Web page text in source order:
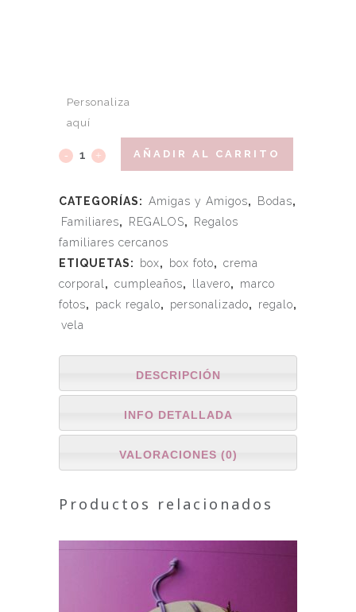
Personaliza
aquí
AÑADIR AL CARRITO
CATEGORÍAS: Amigas y Amigos, Bodas,
Familiares, REGALOS,
Regalos
familiares cercanos
ETIQUETAS:
box, box foto, crema
corporal , cumpleaños, llavero,
marco
fotos, pack regalo, personalizado, regalo,
vela
DESCRIPCIÓN
INFO DETALLADA
VALORACIONES (0)
Productos relacionados